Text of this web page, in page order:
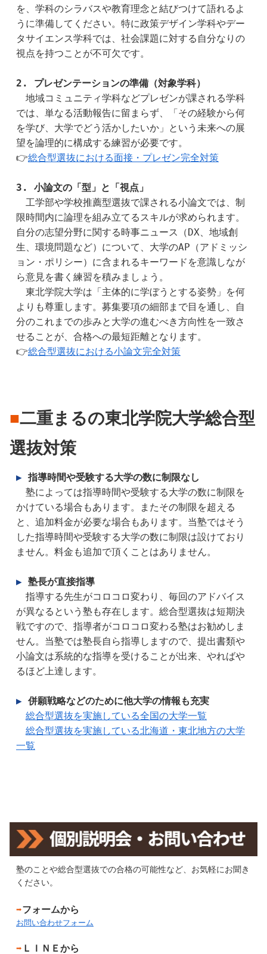
を、学科のシラバスや教育理念と結びつけて語れるよ
うに準備してください。特に政策デザイン学科やデー
タサイエンス学科では、社会課題に対する自分なりの
視点を持つことが不可欠です。
2. プレゼンテーションの準備（対象学科）
地域コミュニティ学科などプレゼンが課される学科
では、単なる活動報告に留まらず、「その経験から何
を学び、大学でどう活かしたいか」という未来への展
望を論理的に構成する練習が必要です。
👉総合型選抜における面接・プレゼン完全対策
3. 小論文の「型」と「視点」
工学部や学校推薦型選抜で課される小論文では、制
限時間内に論理を組み立てるスキルが求められます。
自分の志望分野に関する時事ニュース（DX、地域創
生、環境問題など）について、大学のAP（アドミッシ
ョン・ポリシー）に含まれるキーワードを意識しなが
ら意見を書く練習を積みましょう。
東北学院大学は「主体的に学ぼうとする姿勢」を何
よりも尊重します。募集要項の細部まで目を通し、自
分のこれまでの歩みと大学の進むべき方向性を一致さ
せることが、合格への最短距離となります。
👉総合型選抜における小論文完全対策
■二重まるの東北学院大学総合型
選抜対策
▶ 指導時間や受験する大学の数に制限なし
塾によっては指導時間や受験する大学の数に制限を
かけている場合もあります。またその制限を超える
と、追加料金が必要な場合もあります。当塾ではそう
した指導時間や受験する大学の数に制限は設けており
ません。料金も追加で頂くことはありません。
▶ 塾長が直接指導
指導する先生がコロコロ変わり、毎回のアドバイス
が異なるという塾も存在します。総合型選抜は短期決
戦ですので、指導者がコロコロ変わる塾はお勧めしま
せん。当塾では塾長自ら指導しますので、提出書類や
小論文は系統的な指導を受けることが出来、やればや
るほど上達します。
▶ 併願戦略などのために他大学の情報も充実
総合型選抜を実施している全国の大学一覧
総合型選抜を実施している北海道・東北地方の大学
一覧
塾のことや総合型選抜での合格の可能性など、お気軽にお聞き
ください。
➡フォームから
お問い合わせフォーム
➡ ＬＩＮＥから